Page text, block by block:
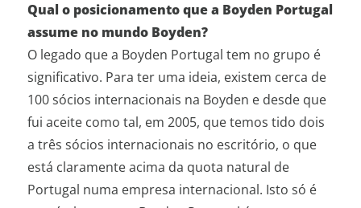
Qual o posicionamento que a Boyden Portugal
assume no mundo Boyden?
O legado que a Boyden Portugal tem no grupo é
significativo. Para ter uma ideia, existem cerca de
100 sócios internacionais na Boyden e desde que
fui aceite como tal, em 2005, que temos tido dois
a três sócios internacionais no escritório, o que
está claramente acima da quota natural de
Portugal numa empresa internacional. Isto só é